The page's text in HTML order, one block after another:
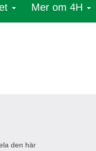
Mer om 4H
den här